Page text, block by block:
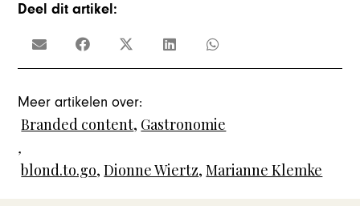
Deel dit artikel:
Meer artikelen over:
Branded content, Gastronomie
,
blond.to.go,Dionne Wiertz,Marianne Klemke